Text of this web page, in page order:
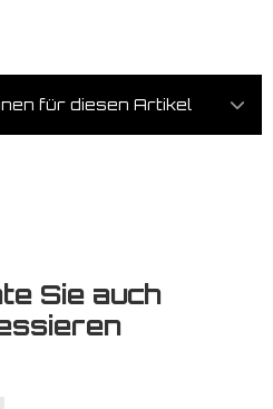
für diesen Artikel
Sie auch